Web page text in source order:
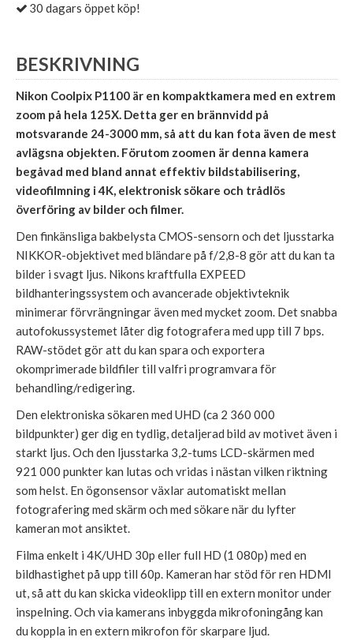
30 dagars öppet köp!
BESKRIVNING
Nikon Coolpix P1100 är en kompaktkamera med en extrem
zoom på hela 125X. Detta ger en brännvidd på
motsvarande 24-3000 mm, så att du kan fota även de mest
avlägsna objekten. Förutom zoomen är denna kamera
begåvad med bland annat effektiv bildstabilisering,
videofilmning i 4K, elektronisk sökare och trådlös
överföring av bilder och filmer.
Den finkänsliga bakbelysta CMOS-sensorn och det ljusstarka
NIKKOR-objektivet med bländare på f/2,8-8 gör att du kan ta
bilder i svagt ljus. Nikons kraftfulla EXPEED
bildhanteringssystem och avancerade objektivteknik
minimerar förvrängningar även med mycket zoom. Det snabba
autofokussystemet låter dig fotografera med upp till 7 bps.
RAW-stödet gör att du kan spara och exportera
okomprimerade bildfiler till valfri programvara för
behandling/redigering.
Den elektroniska sökaren med UHD (ca 2 360 000
bildpunkter) ger dig en tydlig, detaljerad bild av motivet även i
starkt ljus. Och den ljusstarka 3,2-tums LCD-skärmen med
921 000 punkter kan lutas och vridas i nästan vilken riktning
som helst. En ögonsensor växlar automatiskt mellan
fotografering med skärm och med sökare när du lyfter
kameran mot ansiktet.
Filma enkelt i 4K/UHD 30p eller full HD (1 080p) med en
bildhastighet på upp till 60p. Kameran har stöd för ren HDMI
ut, så att du kan skicka videoklipp till en extern monitor under
inspelning. Och via kamerans inbyggda mikrofoningång kan
du koppla in en extern mikrofon för skarpare ljud.